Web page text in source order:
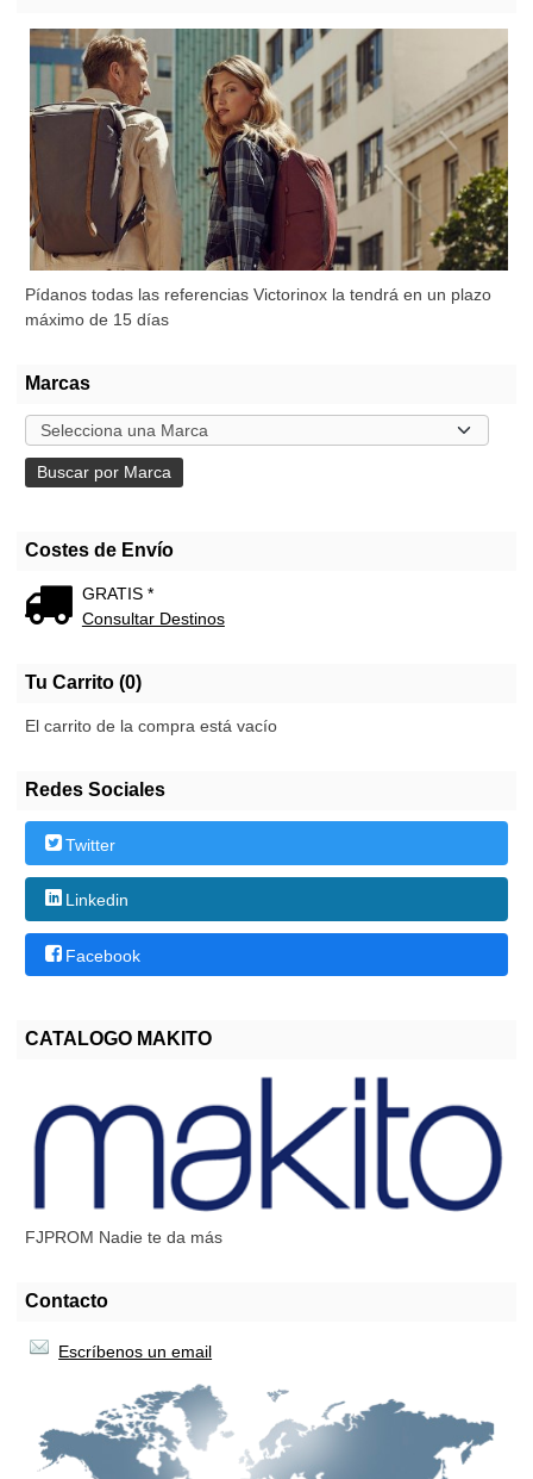
Pídanos todas las referencias Victorinox la tendrá en un plazo
máximo de 15 días
Marcas
Costes de Envío
GRATIS *
Consultar Destinos
Tu Carrito (0)
El carrito de la compra está vacío
Redes Sociales
Twitter
Linkedin
Facebook
CATALOGO MAKITO
FJPROM Nadie te da más
Contacto
Escríbenos un email